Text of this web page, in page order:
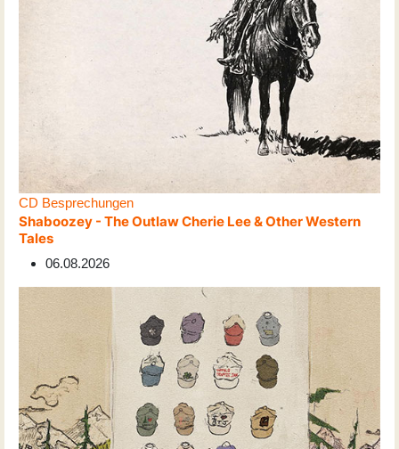
CD Besprechungen
Shaboozey - The Outlaw Cherie Lee & Other Western
Tales
06.08.2026